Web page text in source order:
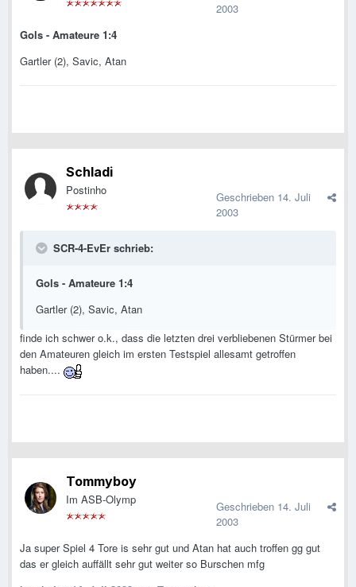
2003
Gols - Amateure 1:4
Gartler (2), Savic, Atan
Schladi
Postinho Geschrieben 14. Juli
2003
SCR-4-EvEr schrieb:
Gols - Amateure 1:4
Gartler (2), Savic, Atan
finde ich schwer o.k., dass die letzten drei verbliebenen Stürmer bei
den Amateuren gleich im ersten Testspiel allesamt getroffen
haben....
Tommyboy
Im ASB-Olymp Geschrieben 14. Juli
2003
Ja super Spiel 4 Tore is sehr gut und Atan hat auch troffen gg gut
das er gleich auffällt sehr gut weiter so Burschen mfg